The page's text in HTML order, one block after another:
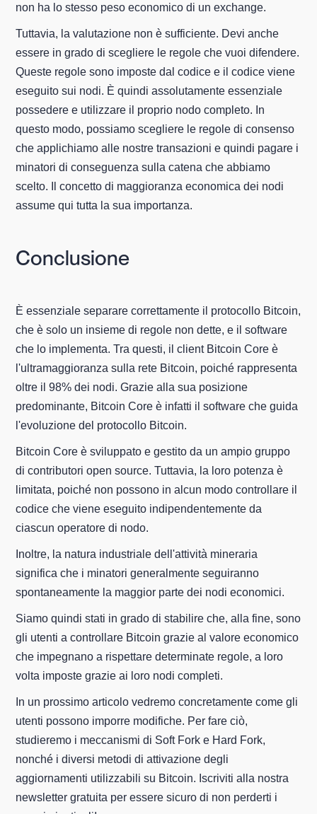
non ha lo stesso peso economico di un exchange.
Tuttavia, la valutazione non è sufficiente. Devi anche
essere in grado di scegliere le regole che vuoi difendere.
Queste regole sono imposte dal codice e il codice viene
eseguito sui nodi. È quindi assolutamente essenziale
possedere e utilizzare il proprio nodo completo. In
questo modo, possiamo scegliere le regole di consenso
che applichiamo alle nostre transazioni e quindi pagare i
minatori di conseguenza sulla catena che abbiamo
scelto. Il concetto di maggioranza economica dei nodi
assume qui tutta la sua importanza.
Conclusione
È essenziale separare correttamente il protocollo Bitcoin,
che è solo un insieme di regole non dette, e il software
che lo implementa. Tra questi, il client Bitcoin Core è
l'ultramaggioranza sulla rete Bitcoin, poiché rappresenta
oltre il 98% dei nodi. Grazie alla sua posizione
predominante, Bitcoin Core è infatti il software che guida
l'evoluzione del protocollo Bitcoin.
Bitcoin Core è sviluppato e gestito da un ampio gruppo
di contributori open source. Tuttavia, la loro potenza è
limitata, poiché non possono in alcun modo controllare il
codice che viene eseguito indipendentemente da
ciascun operatore di nodo.
Inoltre, la natura industriale dell'attività mineraria
significa che i minatori generalmente seguiranno
spontaneamente la maggior parte dei nodi economici.
Siamo quindi stati in grado di stabilire che, alla fine, sono
gli utenti a controllare Bitcoin grazie al valore economico
che impegnano a rispettare determinate regole, a loro
volta imposte grazie ai loro nodi completi.
In un prossimo articolo vedremo concretamente come gli
utenti possono imporre modifiche. Per fare ciò,
studieremo i meccanismi di Soft Fork e Hard Fork,
nonché i diversi metodi di attivazione degli
aggiornamenti utilizzabili su Bitcoin. Iscriviti alla nostra
newsletter gratuita per essere sicuro di non perderti i